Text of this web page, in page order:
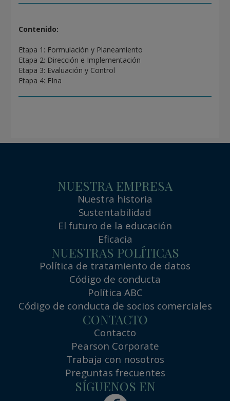
Contenido:
Etapa 1: Formulación y Planeamiento
Etapa 2: Dirección e Implementación
Etapa 3: Evaluación y Control
Etapa 4: FIna
NUESTRA EMPRESA
Nuestra historia
Sustentabilidad
El futuro de la educación
Eficacia
NUESTRAS POLÍTICAS
Política de tratamiento de datos
Código de conducta
Política ABC
Código de conducta de socios comerciales
CONTACTO
Contacto
Pearson Corporate
Trabaja con nosotros
Preguntas frecuentes
SÍGUENOS EN